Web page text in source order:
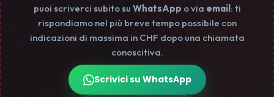
puoi scriverci subito su WhatsApp o via email: ti
rispondiamo nel più breve tempo possibile con
indicazioni di massima in CHF dopo una chiamata
conoscitiva.
Scrivici su WhatsApp